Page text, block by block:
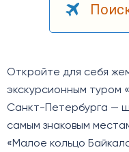
Откройте для себя
экскурсионным туром
Санкт-Петербурга —
самым знаковым
«Малое кольцо